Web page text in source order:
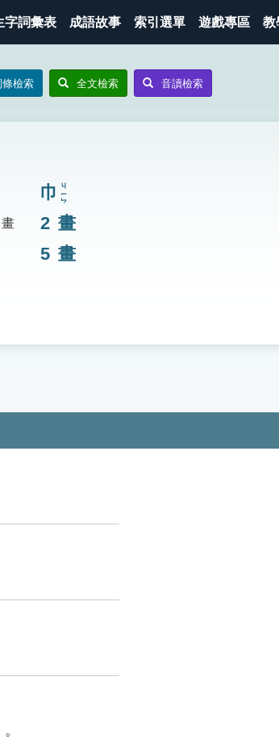
字詞彙表 成語故事 索引選單 遊戲專區 教
條檢索 全文檢索 音讀檢索
巾 ㄐㄧㄣ
2 畫
5 畫